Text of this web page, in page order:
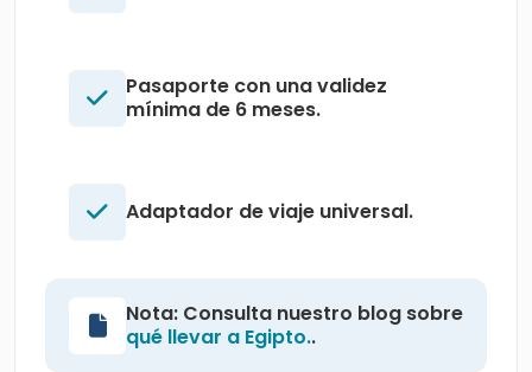
Pasaporte con una validez
mínima de 6 meses.
Adaptador de viaje universal.
Nota: Consulta nuestro blog sobre
qué llevar a Egipto..